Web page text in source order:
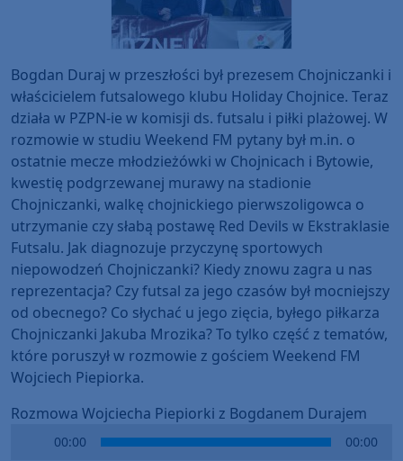
Bogdan Duraj w przeszłości był prezesem Chojniczanki i
właścicielem futsalowego klubu Holiday Chojnice. Teraz
działa w PZPN-ie w komisji ds. futsalu i piłki plażowej. W
rozmowie w studiu Weekend FM pytany był m.in. o
ostatnie mecze młodzieżówki w Chojnicach i Bytowie,
kwestię podgrzewanej murawy na stadionie
Chojniczanki, walkę chojnickiego pierwszoligowca o
utrzymanie czy słabą postawę Red Devils w Ekstraklasie
Futsalu. Jak diagnozuje przyczynę sportowych
niepowodzeń Chojniczanki? Kiedy znowu zagra u nas
reprezentacja? Czy futsal za jego czasów był mocniejszy
od obecnego? Co słychać u jego zięcia, byłego piłkarza
Chojniczanki Jakuba Mrozika? To tylko część z tematów,
które poruszył w rozmowie z gościem Weekend FM
Wojciech Piepiorka.
Rozmowa Wojciecha Piepiorki z Bogdanem Durajem
00:00 00:00